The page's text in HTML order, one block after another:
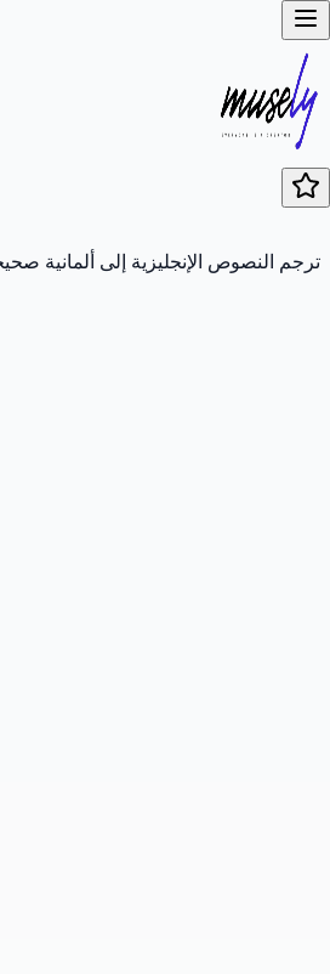
ترجم النصوص الإنجليزية إلى ألمانية